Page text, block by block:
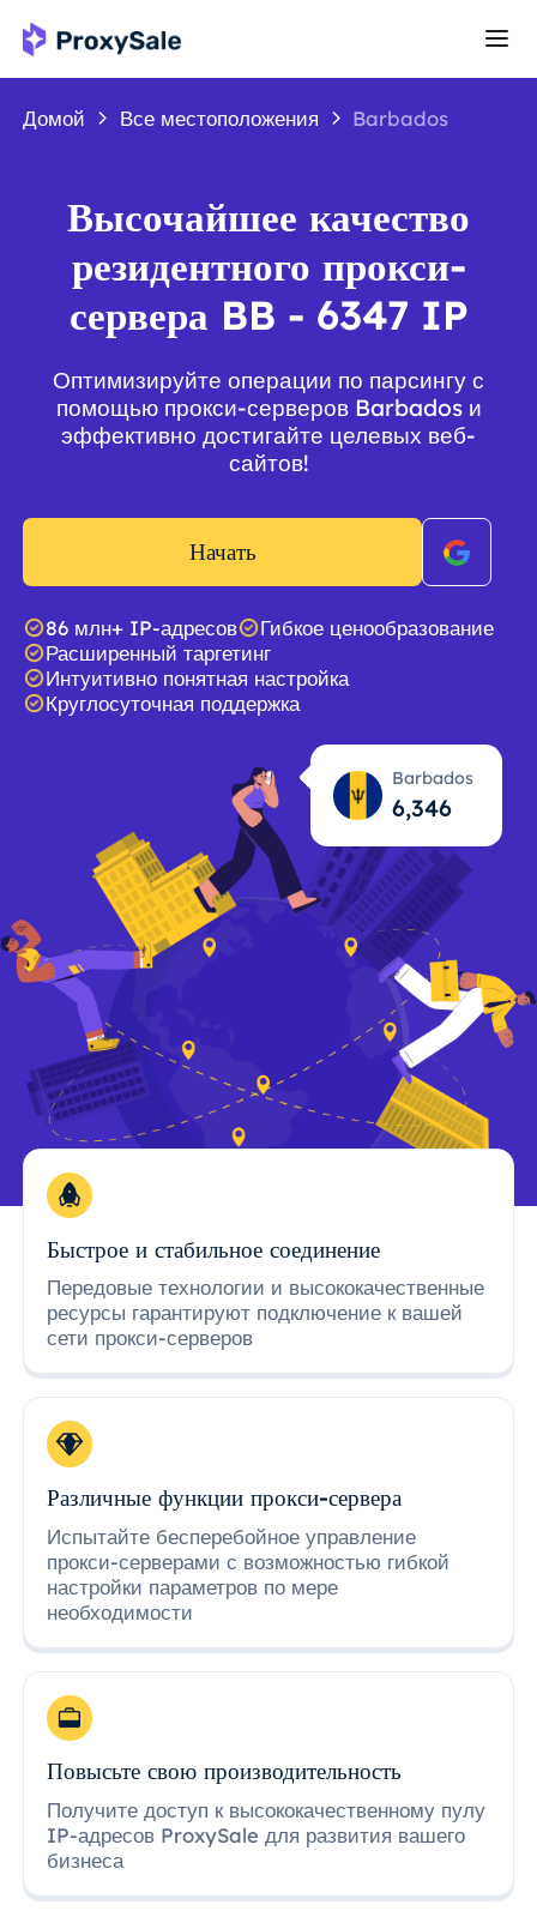
Домой Все местоположения Barbados
Высочайшее качество
резидентного прокси-
сервера BB - 6347 IP
Оптимизируйте операции по парсингу с
помощью прокси-серверов Barbados и
эффективно достигайте целевых веб-
сайтов!
Начать
86 млн+ IP-адресов
Гибкое ценообразование
Расширенный таргетинг
Интуитивно понятная настройка
Круглосуточная поддержка
Barbados
6,347
Быстрое и стабильное соединение
Передовые технологии и высококачественные
ресурсы гарантируют подключение к вашей
сети прокси-серверов
Различные функции прокси-сервера
Испытайте бесперебойное управление
прокси-серверами с возможностью гибкой
настройки параметров по мере
необходимости
Повысьте свою производительность
Получите доступ к высококачественному пулу
IP-адресов ProxySale для развития вашего
бизнеса